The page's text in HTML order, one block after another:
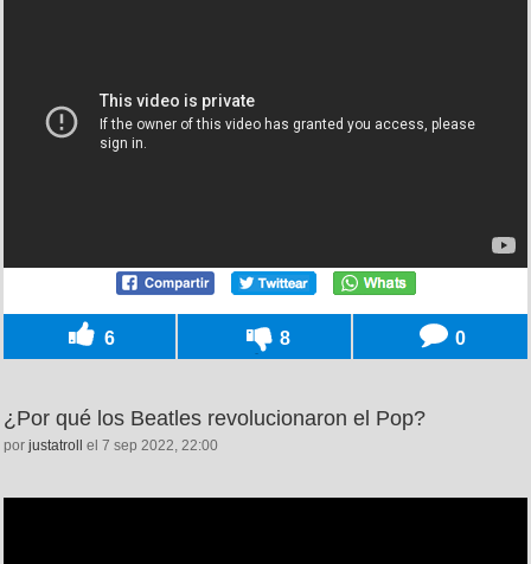
6 8 0
¿Por qué los Beatles revolucionaron el Pop?
por justatroll el 7 sep 2022, 22:00